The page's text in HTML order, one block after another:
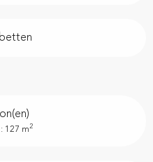
127 m 2